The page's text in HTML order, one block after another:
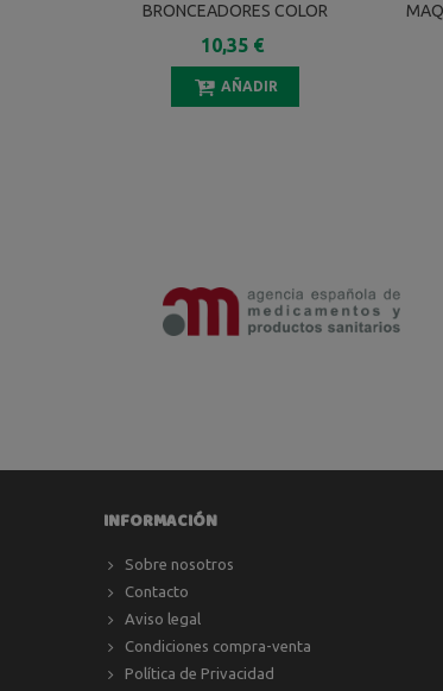
BRONCEADORES COLOR
BRONCE 9.5 G + BROCHA
10,35 €
AÑADIR
INFORMACIÓN
Sobre nosotros
Contacto
Aviso legal
Condiciones compra-venta
Política de Privacidad